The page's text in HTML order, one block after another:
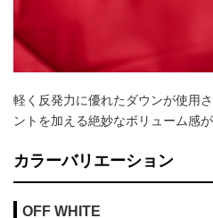
軽く反発力に優れたダウンが使用
ントを加える絶妙なボリューム感が
カラーバリエーション
OFF WHITE